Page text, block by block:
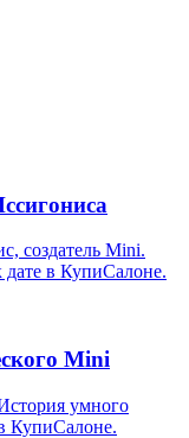
создатель Mini.
в КупиСалоне.
Mini
умного
КупиСалоне.